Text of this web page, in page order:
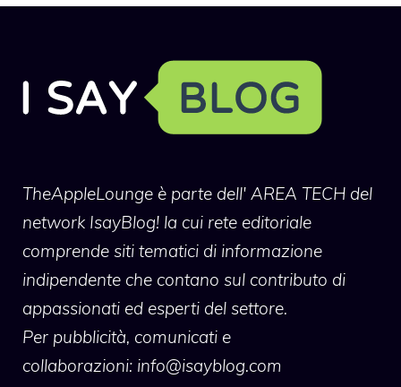
TheAppleLounge è parte dell' AREA TECH del
network IsayBlog! la cui rete editoriale
comprende siti tematici di informazione
indipendente che contano sul contributo di
appassionati ed esperti del settore.
Per pubblicità, comunicati e
collaborazioni: info@isayblog.com